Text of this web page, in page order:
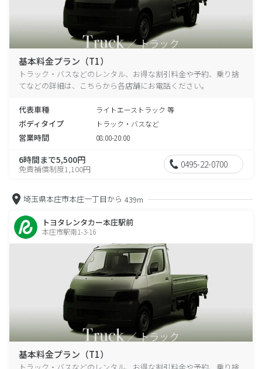
基本料金プラン（T1）
トラック・バスなどのレンタル、お得な割引料金や予約、乗り捨
てなどの詳細は、こちらから各店舗にお電話ください。
代表車種 ライトエーストラック 等
ボディタイプ トラック・バスなど
営業時間 08:00-20:00
6時間まで5,500円
免責補償制度1,100円 0495-22-0700
埼玉県本庄市本庄一丁目から 439m
トヨタレンタカー本庄駅前
本庄市駅南1-3-16
基本料金プラン（T1）